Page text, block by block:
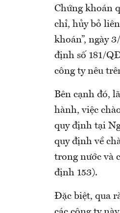
Chứng khoán
chỉ, hủy bỏ
khoán”, ngày
định số 181/
công ty nêu
Bên cạnh đó,
hành, việc
quy định tại
quy định về
trong nước và
định 153).
Đặc biệt, qua